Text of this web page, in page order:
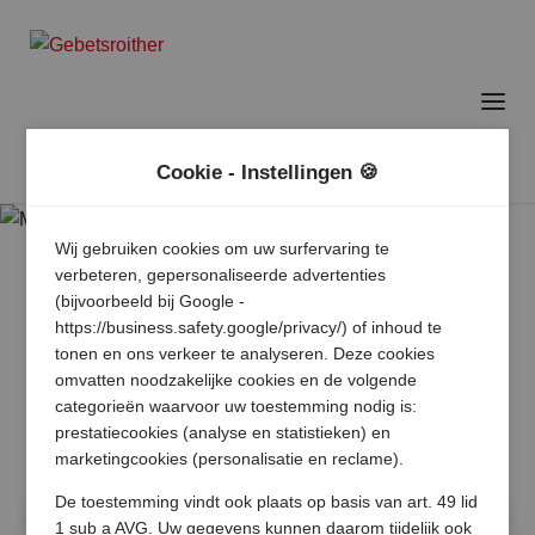
Cookie - Instellingen 🍪
Wij gebruiken cookies om uw surfervaring te
verbeteren, gepersonaliseerde advertenties
(bijvoorbeeld bij Google -
https://business.safety.google/privacy/) of inhoud te
tonen en ons verkeer te analyseren. Deze cookies
omvatten noodzakelijke cookies en de volgende
categorieën waarvoor uw toestemming nodig is:
prestatiecookies (analyse en statistieken) en
marketingcookies (personalisatie en reclame).
De toestemming vindt ook plaats op basis van art. 49 lid
1 sub a AVG. Uw gegevens kunnen daarom tijdelijk ook